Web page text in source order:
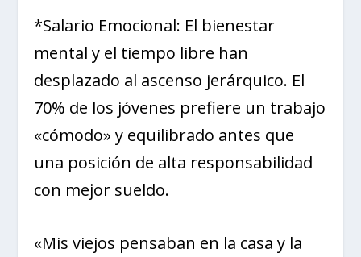
*Salario Emocional: El bienestar
mental y el tiempo libre han
desplazado al ascenso jerárquico. El
70% de los jóvenes prefiere un trabajo
«cómodo» y equilibrado antes que
una posición de alta responsabilidad
con mejor sueldo.
«Mis viejos pensaban en la casa y la